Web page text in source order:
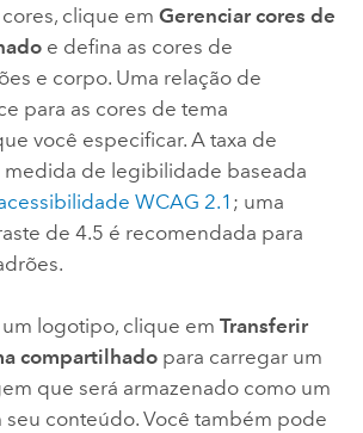
clique em Gerenciar cores de
e defina as cores de
e corpo. Uma relação de
para as cores de tema
você especificar. A taxa de
medida de legibilidade baseada
WCAG 2.1 ; uma
de 4.5 é recomendada para
logotipo, clique em Transferir
compartilhadopara carregar um
que será armazenado como um
conteúdo. Você também pode